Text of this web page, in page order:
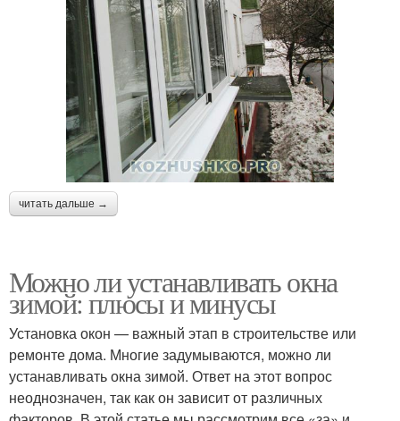
читать дальше →
Можно ли устанавливать окна
зимой: плюсы и минусы
Установка окон — важный этап в строительстве или
ремонте дома. Многие задумываются, можно ли
устанавливать окна зимой. Ответ на этот вопрос
неоднозначен, так как он зависит от различных